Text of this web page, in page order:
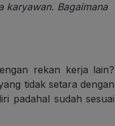
karyawan. Bagaimana
rekan kerja lain?
tidak setara dengan
padahal sudah sesuai